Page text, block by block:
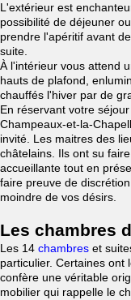
L'extérieur est
possibilité de déjeuner
prendre l'apéritif avant
suite.
À l'intérieur vous attend
hauts de plafond,
chauffés l'hiver par de
En réservant votre
Champeaux-et-la-
invité. Les maitres des
châtelains. Ils ont su
accueillante tout en
faire preuve de
moindre de vos désirs.
Les chambres
Les 14 chambres et
particulier. Certaines ont
confère une véritable
mobilier qui rappelle le